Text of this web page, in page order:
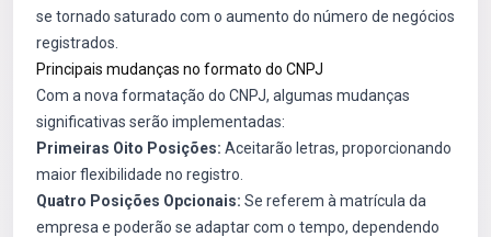
se tornado saturado com o aumento do número de negócios
registrados.
Principais mudanças no formato do CNPJ
Com a nova formatação do CNPJ, algumas mudanças
significativas serão implementadas:
Primeiras Oito Posições: Aceitarão letras, proporcionando
maior flexibilidade no registro.
Quatro Posições Opcionais: Se referem à matrícula da
empresa e poderão se adaptar com o tempo, dependendo